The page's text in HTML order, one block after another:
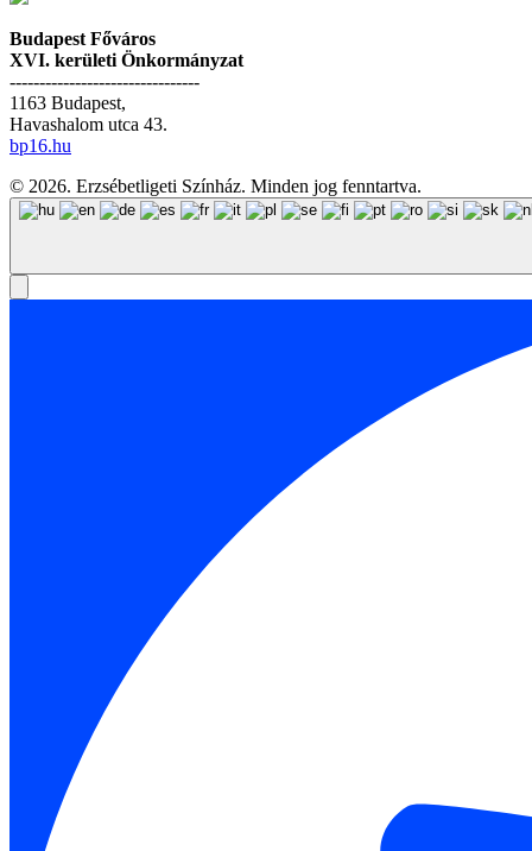
Budapest Főváros
XVI. kerületi Önkormányzat
--------------------------------
1163 Budapest,
Havashalom utca 43.
bp16.hu
© 2026. Erzsébetligeti Színház. Minden jog fenntartva.